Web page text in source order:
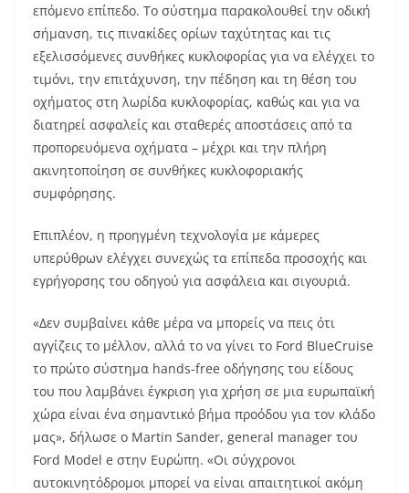
επόμενο επίπεδο. Το σύστημα παρακολουθεί την οδική
σήμανση, τις πινακίδες ορίων ταχύτητας και τις
εξελισσόμενες συνθήκες κυκλοφορίας για να ελέγχει το
τιμόνι, την επιτάχυνση, την πέδηση και τη θέση του
οχήματος στη λωρίδα κυκλοφορίας, καθώς και για να
διατηρεί ασφαλείς και σταθερές αποστάσεις από τα
προπορευόμενα οχήματα – μέχρι και την πλήρη
ακινητοποίηση σε συνθήκες κυκλοφοριακής
συμφόρησης.
Επιπλέον, η προηγμένη τεχνολογία με κάμερες
υπερύθρων ελέγχει συνεχώς τα επίπεδα προσοχής και
εγρήγορσης του οδηγού για ασφάλεια και σιγουριά.
«Δεν συμβαίνει κάθε μέρα να μπορείς να πεις ότι
αγγίζεις το μέλλον, αλλά το να γίνει το Ford BlueCruise
το πρώτο σύστημα hands-free οδήγησης του είδους
του που λαμβάνει έγκριση για χρήση σε μια ευρωπαϊκή
χώρα είναι ένα σημαντικό βήμα προόδου για τον κλάδο
μας», δήλωσε ο Martin Sander, general manager του
Ford Model e στην Ευρώπη. «Οι σύγχρονοι
αυτοκινητόδρομοι μπορεί να είναι απαιτητικοί ακόμη